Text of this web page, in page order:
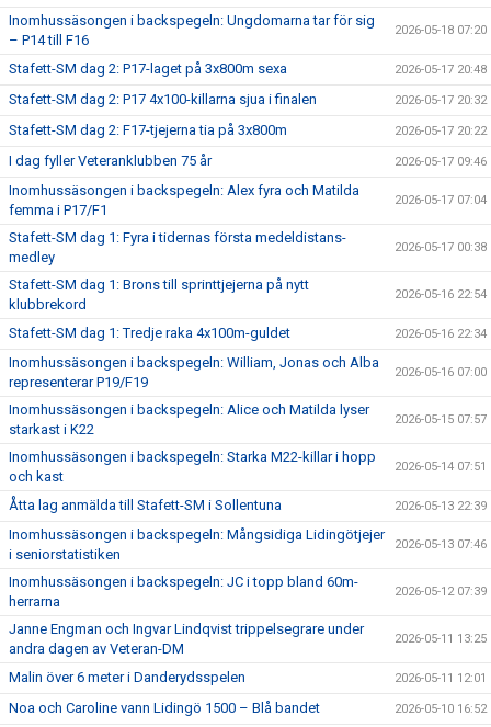
Inomhussäsongen i backspegeln: Ungdomarna tar för sig
– P14 till F16
2026-05-18 07:20
Stafett-SM dag 2: P17-laget på 3x800m sexa 2026-05-17 20:48
Stafett-SM dag 2: P17 4x100-killarna sjua i finalen 2026-05-17 20:32
Stafett-SM dag 2: F17-tjejerna tia på 3x800m 2026-05-17 20:22
I dag fyller Veteranklubben 75 år 2026-05-17 09:46
Inomhussäsongen i backspegeln: Alex fyra och Matilda
femma i P17/F1
2026-05-17 07:04
Stafett-SM dag 1: Fyra i tidernas första medeldistans-
medley
2026-05-17 00:38
Stafett-SM dag 1: Brons till sprinttjejerna på nytt
klubbrekord
2026-05-16 22:54
Stafett-SM dag 1: Tredje raka 4x100m-guldet 2026-05-16 22:34
Inomhussäsongen i backspegeln: William, Jonas och Alba
representerar P19/F19
2026-05-16 07:00
Inomhussäsongen i backspegeln: Alice och Matilda lyser
starkast i K22
2026-05-15 07:57
Inomhussäsongen i backspegeln: Starka M22-killar i hopp
och kast
2026-05-14 07:51
Åtta lag anmälda till Stafett-SM i Sollentuna 2026-05-13 22:39
Inomhussäsongen i backspegeln: Mångsidiga Lidingötjejer
i seniorstatistiken
2026-05-13 07:46
Inomhussäsongen i backspegeln: JC i topp bland 60m-
herrarna
2026-05-12 07:39
Janne Engman och Ingvar Lindqvist trippelsegrare under
andra dagen av Veteran-DM
2026-05-11 13:25
Malin över 6 meter i Danderydsspelen 2026-05-11 12:01
Noa och Caroline vann Lidingö 1500 – Blå bandet 2026-05-10 16:52